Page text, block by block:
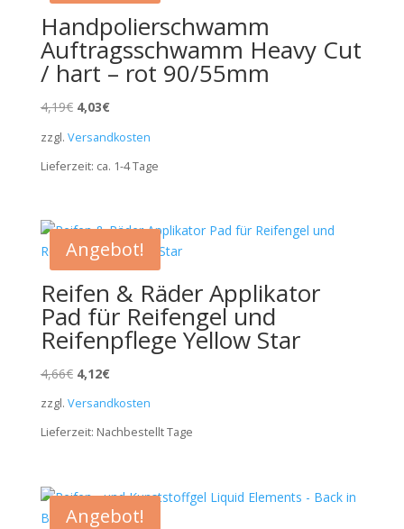
Handpolierschwamm
Auftragsschwamm Heavy Cut
/ hart – rot 90/55mm
4,19€ Ursprünglicher
4,19€
4,03€Aktueller
4,03€.
zzgl. Versandkosten
Lieferzeit: ca. 1-4Tage
Angebot!
Reifen & Räder Applikator
Pad für Reifengel und
Reifenpflege Yellow Star
4,66€ Ursprünglicher
4,66€
4,12€Aktueller
4,12€.
zzgl. Versandkosten
Lieferzeit: NachbestelltTage
Angebot!